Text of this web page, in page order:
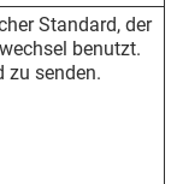
Standard, der
benutzt.
zu senden.